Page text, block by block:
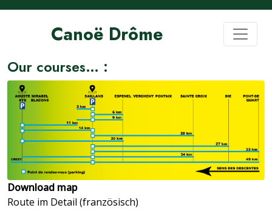
Canoë Drôme
Our courses… :
Download map
Route im Detail (französisch)